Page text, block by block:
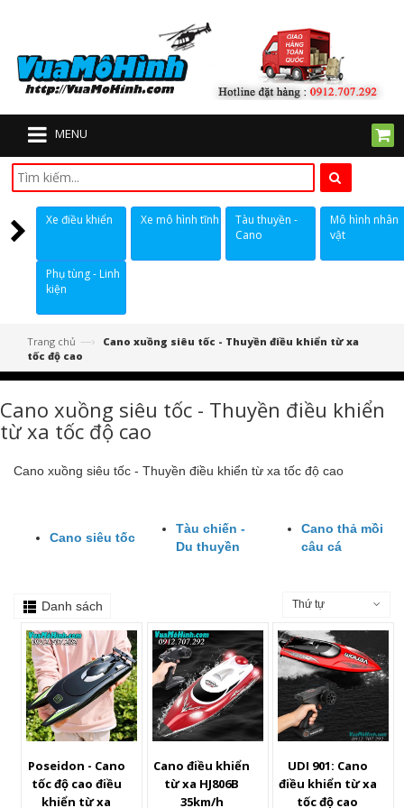
MENU
Xe điều khiển Xe mô hình tĩnh
Tàu thuyền -
Cano
Mô hình nhân
vật
Phụ tùng - Linh
kiện
Trang chủ —›
Cano xuồng siêu tốc - Thuyền điều khiển từ xa
tốc độ cao
Cano xuồng siêu tốc - Thuyền điều khiển
từ xa tốc độ cao
Cano xuồng siêu tốc - Thuyền điều khiển từ xa tốc độ cao
Cano siêu tốc
Tàu chiến -
Du thuyền
Cano thả mồi
câu cá
Danh sách Thứ tự
Poseidon - Cano
tốc độ cao điều
khiển từ xa
Cano điều khiển
từ xa HJ806B
35km/h
UDI 901: Cano
điều khiển từ xa
tốc độ cao